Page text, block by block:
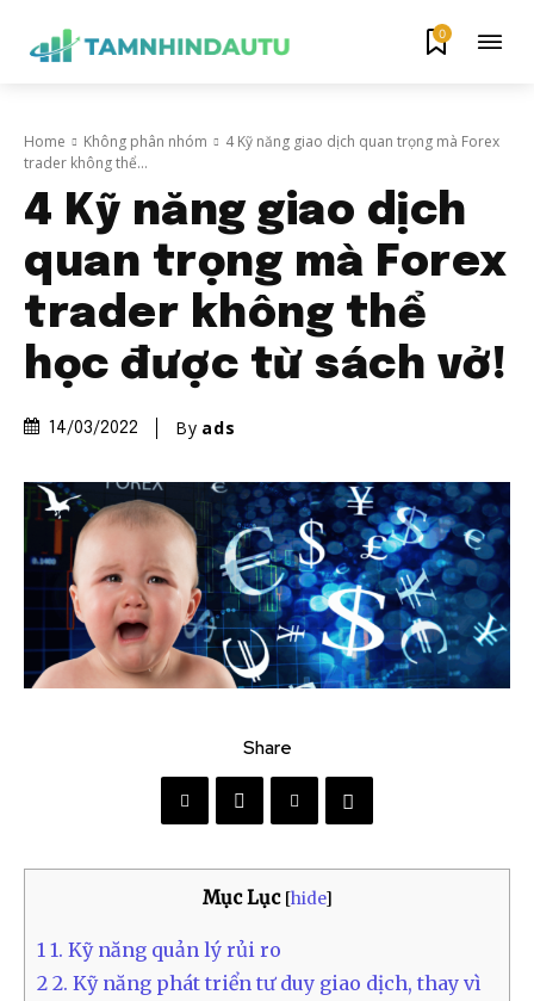
0
Home Không phân nhóm
4 Kỹ năng giao dịch quan trọng mà Forex
trader không thể...
4 Kỹ năng giao dịch
quan trọng mà Forex
trader không thể
học được từ sách vở!
14/03/2022 By ads
Share
Mục Lục hide]
1 1. Kỹ năng quản lý rủi ro
2 2. Kỹ năng phát triển tư duy giao dịch, thay vì